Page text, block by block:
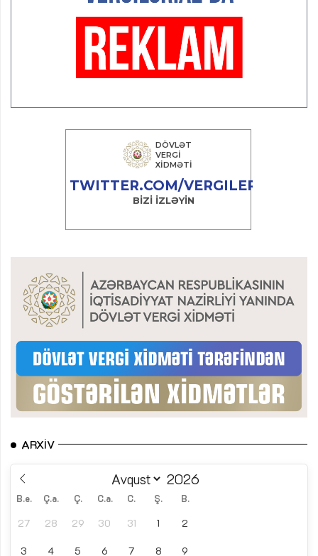
ARXIV
B.e. Ç.a. Ç. C.a. C. Ş. B.
27 28 29 30 31 1 2
3 4 5 6 7 8 9